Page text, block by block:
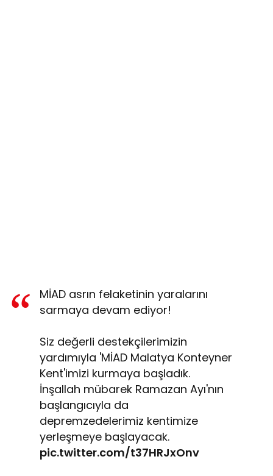
MİAD asrın felaketinin yaralarını
sarmaya devam ediyor!
Siz değerli destekçilerimizin
yardımıyla 'MİAD Malatya Konteyner
Kent'imizi kurmaya başladık.
İnşallah mübarek Ramazan Ayı'nın
başlangıcıyla da
depremzedelerimiz kentimize
yerleşmeye başlayacak.
pic.twitter.com/t37HRJxOnv